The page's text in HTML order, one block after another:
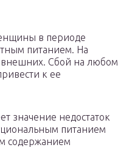
в периоде
питанием. На
внешних. Сбой на любом
к ее
значение недостаток
питанием
содержанием